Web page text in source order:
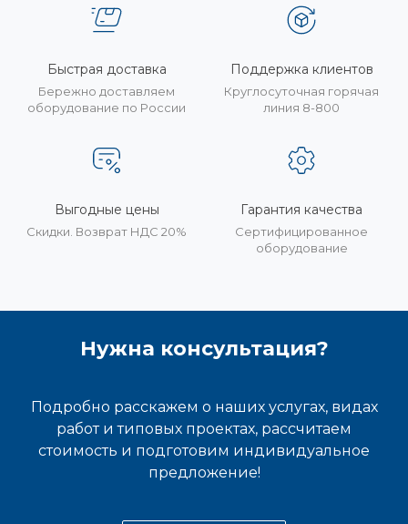
Быстрая доставка
Бережно доставляем
оборудование по России
Поддержка клиентов
Круглосуточная горячая
линия 8-800
Выгодные цены
Скидки. Возврат НДС 20%
Гарантия качества
Сертифицированное
оборудование
Нужна консультация?
Подробно расскажем о наших услугах, видах
работ и типовых проектах, рассчитаем
стоимость и подготовим индивидуальное
предложение!